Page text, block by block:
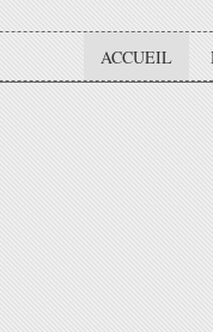
ACCUEIL